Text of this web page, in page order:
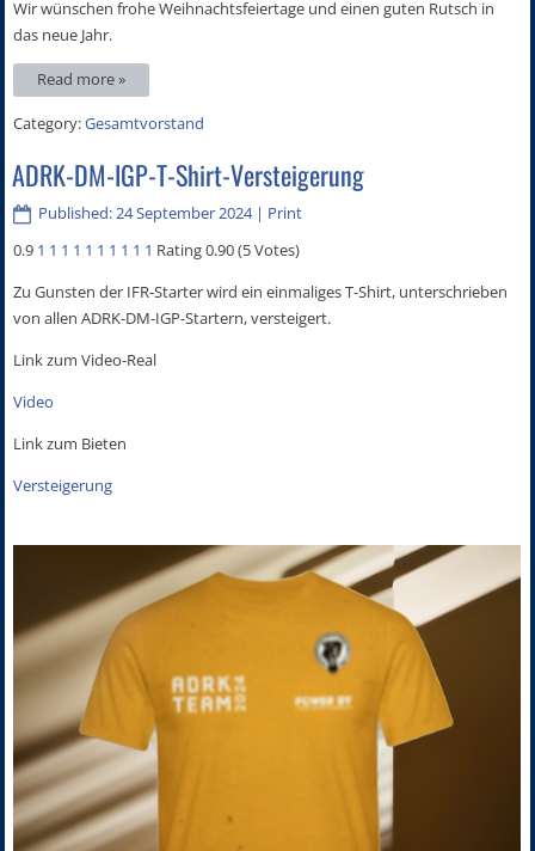
Wir wünschen frohe Weihnachtsfeiertage und einen guten Rutsch in
das neue Jahr.
Read more »
Category:Gesamtvorstand
ADRK-DM-IGP-T-Shirt-Versteigerung
Published: 24 September 2024| Print
0.9 1 1 1 1 1 1 1 1 1 1 Rating 0.90 (5 Votes)
Zu Gunsten der IFR-Starter wird ein einmaliges T-Shirt, unterschrieben
von allen ADRK-DM-IGP-Startern, versteigert.
Link zum Video-Real
Video
Link zum Bieten
Versteigerung